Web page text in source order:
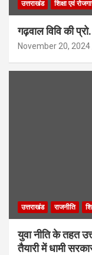
उत्तराखंड शिक्षा एवं
गढ़वाल विवि की
November 20, 2024
उत्तराखंड राजनीति
युवा नीति के तहत
तैयारी में धामी